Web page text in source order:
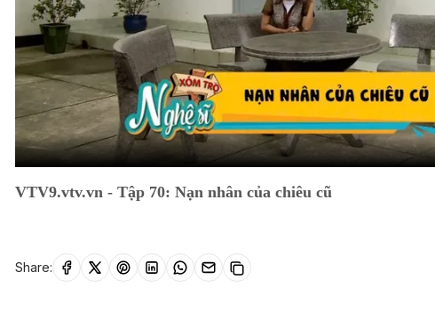
VTV9.vtv.vn - Tập 70: Nạn nhân của chiêu cũ
Share: